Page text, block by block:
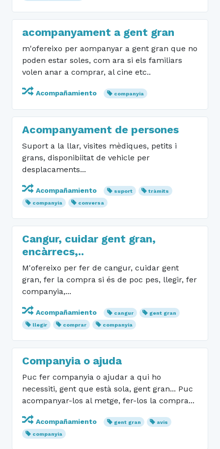
acompanyament a gent gran
m'ofereixo per aompanyar a gent gran que no
poden estar soles, com ara si els familiars
volen anar a comprar, al cine etc..
Acompañamiento companyia
Acompanyament de persones
Suport a la llar, visites mèdiques, petits i
grans, disponibiitat de vehicle per
desplacaments...
Acompañamiento suport
tràmits
companyia
conversa
Cangur, cuidar gent gran,
encàrrecs,..
M'ofereixo per fer de cangur, cuidar gent
gran, fer la compra si és de poc pes, llegir, fer
companyia,...
Acompañamiento cangur
gent gran
llegir
comprar companyia
Companyia o ajuda
Puc fer companyia o ajudar a qui ho
necessiti, gent que està sola, gent gran... Puc
acompanyar-los al metge, fer-los la compra...
Acompañamiento gent gran
avis
companyia